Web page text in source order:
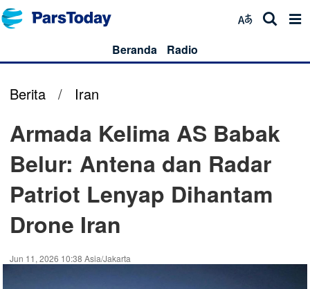
Beranda Radio
Berita / Iran
Armada Kelima AS Babak
Belur: Antena dan Radar
Patriot Lenyap Dihantam
Drone Iran
Jun 11, 2026 10:38 Asia/Jakarta